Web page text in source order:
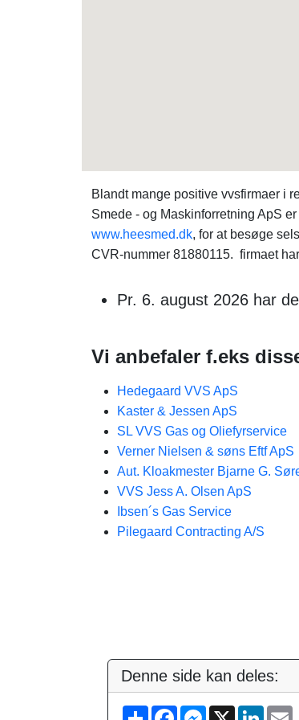
Blandt mange positive vvsfirmaer i
Smede - og Maskinforretning ApS
www.heesmed.dk, for at besøge
CVR-nummer 81880115. firmaet
Pr. 6. august 2026 har
Vi anbefaler f.eks
Hedegaard VVS ApS
Kaster & Jessen ApS
SL VVS Gas og Oliefyrservice
Verner Nielsen & søns Eftf ApS
Aut. Kloakmester Bjarne G.
VVS Jess A. Olsen ApS
Ibsen´s Gas Service
Pilegaard Contracting A/S
Denne side kan deles:
S
F
M
X
L